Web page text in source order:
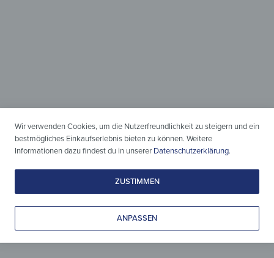
zeitlos vereint
Leicht gepflegt, liebevoll gestaltet
& zeitlos schön.
Wir verwenden Cookies, um die Nutzerfreundlichkeit zu steigern und ein
bestmögliches Einkaufserlebnis bieten zu können. Weitere
Informationen dazu findest du in unserer Datenschutzerklärung.
ZUSTIMMEN
ANPASSEN